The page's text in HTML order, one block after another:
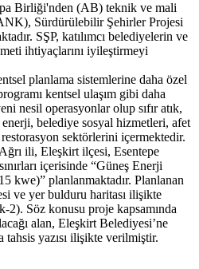
Birliği'nden (AB) teknik ve mali
Sürdürülebilir Şehirler Projesi
SŞP, katılımcı belediyelerin ve
ihtiyaçlarını iyileştirmeyi
planlama sistemlerine daha özel
kentsel ulaşım gibi daha
nesil operasyonlar olup sıfır atık,
belediye sosyal hizmetleri, afet
sektörlerini içermektedir.
ili, Eleşkirt ilçesi, Esentepe
içerisinde “Güneş Enerji
kwe)” planlanmaktadır. Planlanan
ve yer bulduru haritası ilişikte
Söz konusu proje kapsamında
alan, Eleşkirt Belediyesi’ne
yazısı ilişikte verilmiştir.